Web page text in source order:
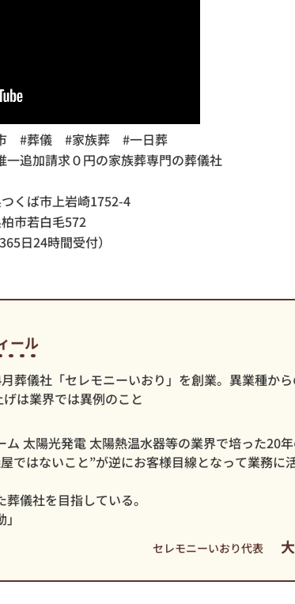
#葬儀 #家族葬 #一日葬
追加請求０円の家族葬専門の葬儀社
くば市上岩崎1752-4
市若白毛572
日24時間受付）
ール
葬儀社「セレモニーいおり」を創業。異業種か
は業界では異例のこと
太陽光発電 太陽熱温水器等の業界で培った20
ではないこと”が逆にお客様目線となって業務に
儀社を目指している。
セレモニーいおり代表 大